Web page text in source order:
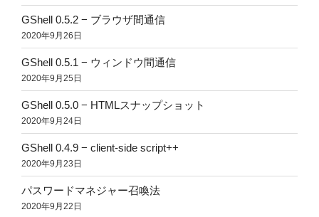
GShell 0.5.2 − ブラウザ間通信
2020年9月26日
GShell 0.5.1 − ウィンドウ間通信
2020年9月25日
GShell 0.5.0 − HTMLスナップショット
2020年9月24日
GShell 0.4.9 − client-side script++
2020年9月23日
パスワードマネジャー召喚法
2020年9月22日